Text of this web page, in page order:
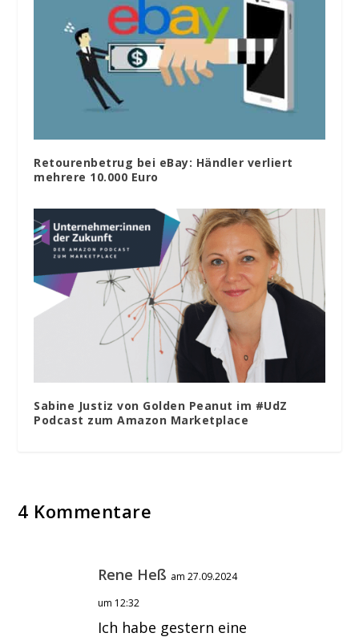
Retourenbetrug bei eBay: Händler verliert
mehrere 10.000 Euro
Sabine Justiz von Golden Peanut im #UdZ
Podcast zum Amazon Marketplace
4 Kommentare
Rene Heß am 27.09.2024
um 12:32
Ich habe gestern eine